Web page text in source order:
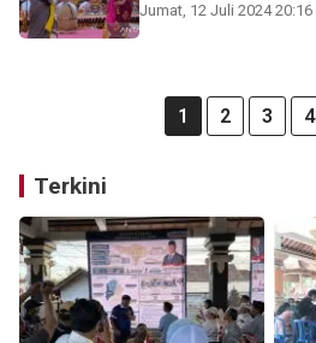
Jumat, 12 Juli 2024 20:16
1 2 3 4
Terkini